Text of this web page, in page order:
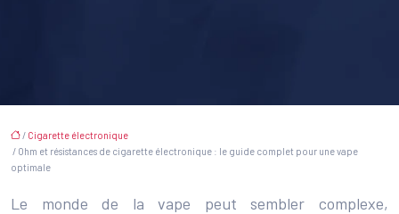
/ Cigarette électronique
/ Ohm et résistances de cigarette électronique : le guide complet pour une vape
optimale
Le monde de la vape peut sembler complexe,